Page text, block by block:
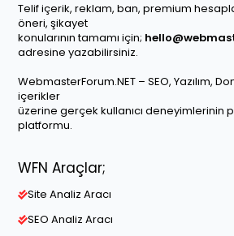
Telif içerik, reklam, ban, premium
öneri, şikayet
konularının tamamı için;
adresine yazabilirsiniz.
WebmasterForum.NET – SEO, Yazılım,
içerikler
üzerine gerçek kullanıcı deneyimlerinin
platformu.
WFN Araçlar;
Site Analiz Aracı
SEO Analiz Aracı